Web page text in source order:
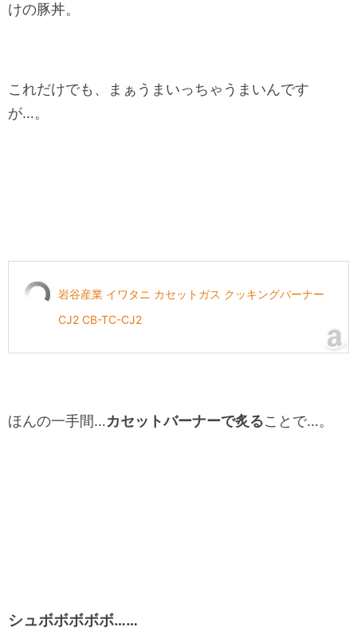
けの豚丼。
これだけでも、まぁうまいっちゃうまいんです
が…。
岩谷産業 イワタニ カセットガス クッキングバーナー
CJ2 CB-TC-CJ2
ほんの一手間…カセットバーナーで炙ることで…。
シュボボボボボ……